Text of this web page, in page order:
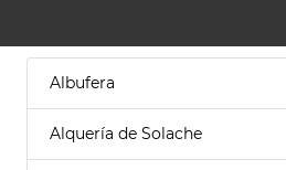
Albufera
Alquería de Solache